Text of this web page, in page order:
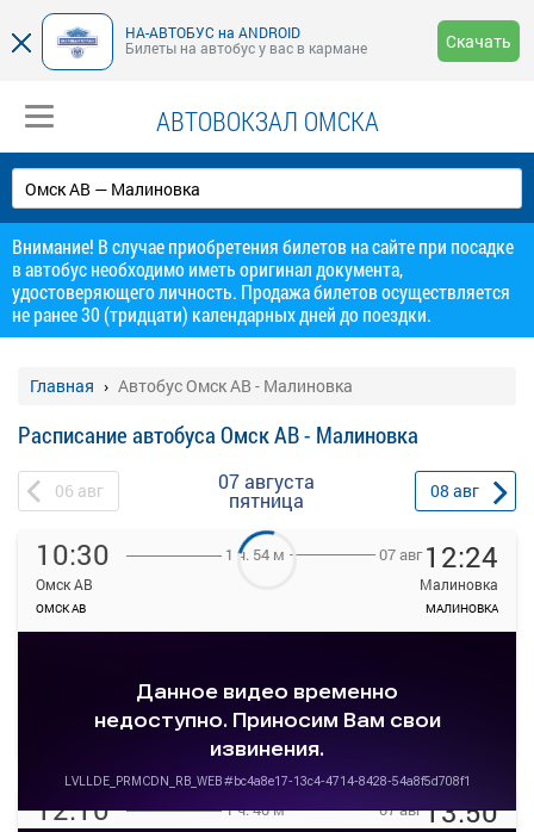
НА-АВТОБУС на ANDROID
Билеты на автобус у вас в кармане
Скачать
АВТОВОКЗАЛ ОМСКА
Внимание! В случае приобретения билетов на сайте при посадке
в автобус необходимо иметь оригинал документа,
удостоверяющего личность. Продажа билетов осуществляется
не ранее 30 (тридцати) календарных дней до поездки.
Главная Автобус Омск АВ - Малиновка
Расписание автобуса Омск АВ - Малиновка
06 авг 07 августа
пятница 08 авг
10:30
Омск АВ
ОМСК АВ
1 ч. 54 м 07 авг 12:24
Малиновка
МАЛИНОВКА
Детали рейса
Подробнее
—
12:10 1 ч. 40 м 07 авг13:50